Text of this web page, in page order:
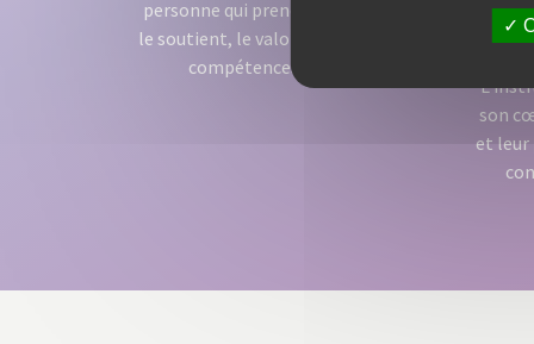
personne qui prend soin de l'enfant),
le soutient, le valorise et renforce ses
compétences parentales.
son
et leur